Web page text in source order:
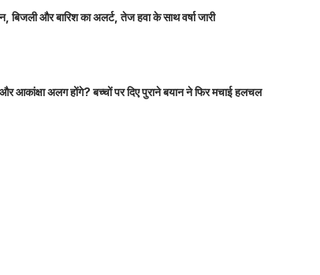
और बारिश का अलर्ट, तेज हवा के साथ वर्षा जारी
और आकांक्षा अलग होंगे? बच्चों पर दिए पुराने बयान ने फिर मचाई हलचल